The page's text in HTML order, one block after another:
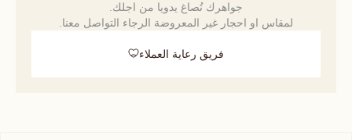
جواهرك تُصاغ يدويا من اجلك.
لمقاس او احجار غير المعروضة الرجاء التواصل معنا.
فريق رعاية العملاء